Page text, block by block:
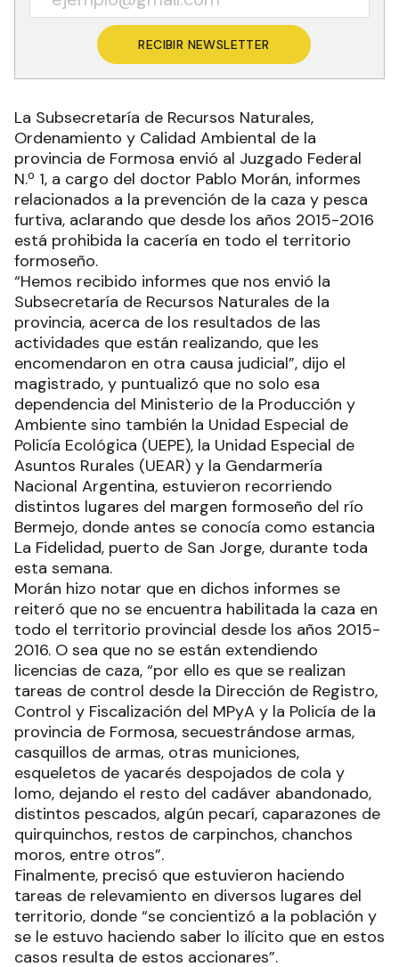
RECIBIR NEWSLETTER
La Subsecretaría de Recursos Naturales,
Ordenamiento y Calidad Ambiental de la
provincia de Formosa envió al Juzgado Federal
N.º 1, a cargo del doctor Pablo Morán, informes
relacionados a la prevención de la caza y pesca
furtiva, aclarando que desde los años 2015-2016
está prohibida la cacería en todo el territorio
formoseño.
“Hemos recibido informes que nos envió la
Subsecretaría de Recursos Naturales de la
provincia, acerca de los resultados de las
actividades que están realizando, que les
encomendaron en otra causa judicial”, dijo el
magistrado, y puntualizó que no solo esa
dependencia del Ministerio de la Producción y
Ambiente sino también la Unidad Especial de
Policía Ecológica (UEPE), la Unidad Especial de
Asuntos Rurales (UEAR) y la Gendarmería
Nacional Argentina, estuvieron recorriendo
distintos lugares del margen formoseño del río
Bermejo, donde antes se conocía como estancia
La Fidelidad, puerto de San Jorge, durante toda
esta semana.
Morán hizo notar que en dichos informes se
reiteró que no se encuentra habilitada la caza en
todo el territorio provincial desde los años 2015-
2016. O sea que no se están extendiendo
licencias de caza, “por ello es que se realizan
tareas de control desde la Dirección de Registro,
Control y Fiscalización del MPyA y la Policía de la
provincia de Formosa, secuestrándose armas,
casquillos de armas, otras municiones,
esqueletos de yacarés despojados de cola y
lomo, dejando el resto del cadáver abandonado,
distintos pescados, algún pecarí, caparazones de
quirquinchos, restos de carpinchos, chanchos
moros, entre otros”.
Finalmente, precisó que estuvieron haciendo
tareas de relevamiento en diversos lugares del
territorio, donde “se concientizó a la población y
se le estuvo haciendo saber lo ilícito que en estos
casos resulta de estos accionares”.